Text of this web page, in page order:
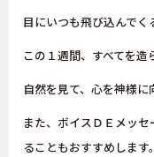
目にいつも飛び込んで
この１週間、すべてを造
自然を見て、心を神様に
また、ボイスＤＥメッ
ることもおすすめします。